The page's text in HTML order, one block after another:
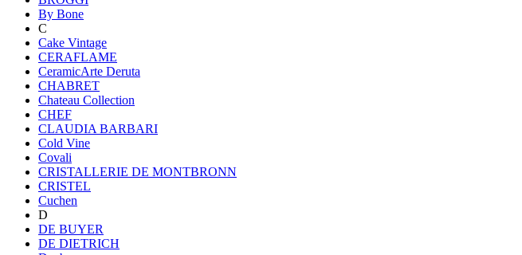
By Bone
C
Cake Vintage
CERAFLAME
CeramicArte Deruta
CHABRET
Chateau Collection
CHEF
CLAUDIA BARBARI
Cold Vine
Covali
CRISTALLERIE DE MONTBRONN
CRISTEL
Cuchen
D
DE BUYER
DE DIETRICH